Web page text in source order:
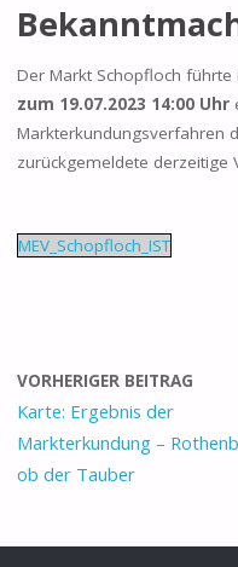
Der Markt Schopfloch
zum 19.07.2023 14:00 Uhr
Markterkundungsverfahren
zurückgemeldete derzeitige
MEV_Schopfloch_IST
VORHERIGER BEITRAG
Karte: Ergebnis der
Markterkundung –
ob der Tauber